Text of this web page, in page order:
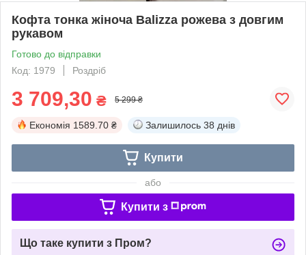
Кофта тонка жіноча Balizza рожева з довгим
рукавом
Готово до відправки
Код: 1979
Роздріб
3 709,30 ₴ 5 299 ₴
Економія 1589.70 ₴ Залишилось 38 днів
Купити
або
Купити з
Що таке купити з Пром?